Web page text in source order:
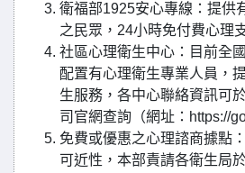
衛福部1925安心專線：提供
之民眾，24小時免付費心理
社區心理衛生中心：目前全
配置有心理衛生專業人員，
生服務，各中心聯絡資訊可
司官網查詢（網址：https://
免費或優惠之心理諮商據點
可近性，本部責請各衛生局